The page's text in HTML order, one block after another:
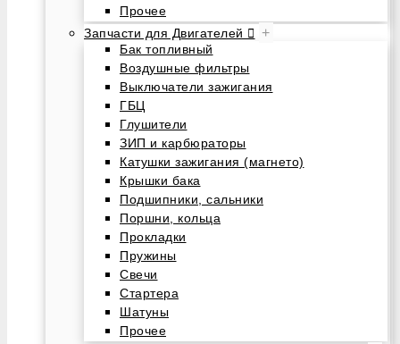
Прочее
Запчасти для Двигателей
+
Бак топливный
Воздушные фильтры
Выключатели зажигания
ГБЦ
Глушители
ЗИП и карбюраторы
Катушки зажигания (магнето)
Крышки бака
Подшипники, сальники
Поршни, кольца
Прокладки
Пружины
Свечи
Стартера
Шатуны
Прочее